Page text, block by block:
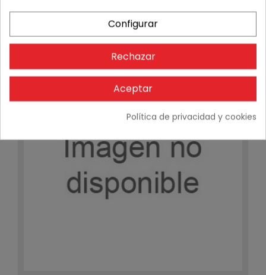
Principio limatesa extremo encaje Castilla Gelis rojo
Stock6
Configurar
Rechazar
Aceptar
Política de privacidad y cookies